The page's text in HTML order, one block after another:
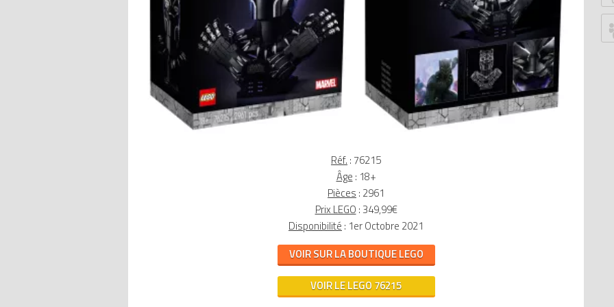
Réf. : 76215
Âge : 18+
Pièces : 2961
Prix LEGO : 349,99€
Disponibilité : 1er Octobre 2021
VOIR SUR LA BOUTIQUE LEGO
VOIR LE LEGO 76215